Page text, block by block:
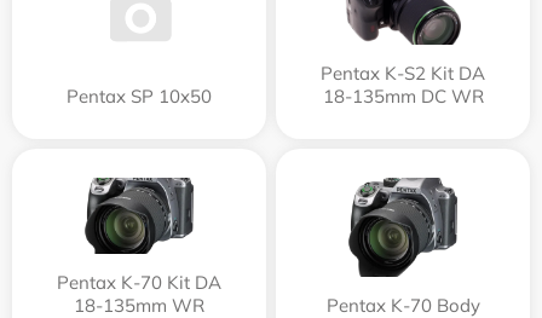
Pentax SP 10x50
Pentax K-S2 Kit DA
18-135mm DC WR
Pentax K-70 Kit DA
18-135mm WR
Pentax K-70 Body